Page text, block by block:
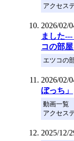
アクセス
2026/02/
ました
コの部
エツコの
2026/02/
ぼっち」
動画一覧
アクセス
2025/12/